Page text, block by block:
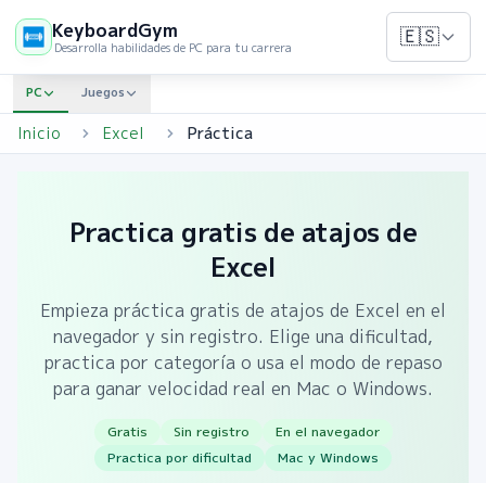
KeyboardGym
Desarrolla habilidades de PC para tu carrera 🇪🇸
PC Juegos
Inicio Excel Práctica
Practica gratis de atajos de
Excel
Empieza práctica gratis de atajos de Excel en el
navegador y sin registro. Elige una dificultad,
practica por categoría o usa el modo de repaso
para ganar velocidad real en Mac o Windows.
Gratis Sin registro
En el navegador
Practica por dificultad
Mac y Windows